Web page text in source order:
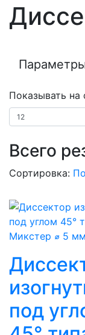
Показывать на
Всего
Сортировка:
под